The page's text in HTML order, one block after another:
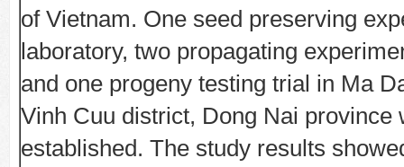
of Vietnam. One seed preserving
laboratory, two propagating
and one progeny testing trial in Ma
Vinh Cuu district, Dong Nai province
established. The study results